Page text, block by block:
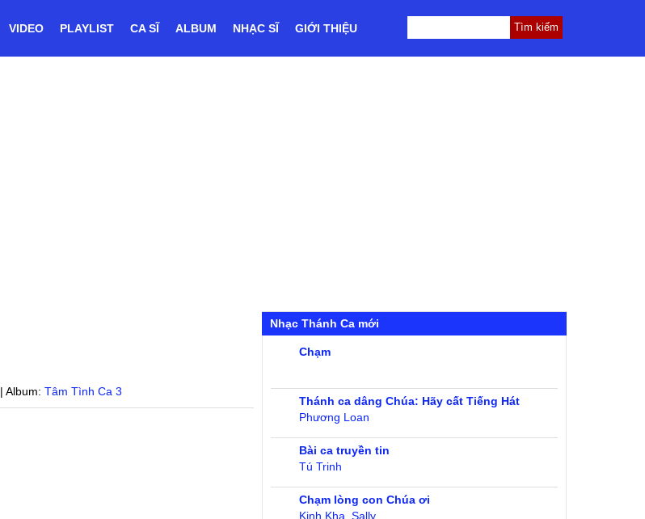
VIDEO PLAYLIST CA SĨ ALBUM NHẠC SĨ GIỚI THIỆU
| Album:Tâm Tình Ca 3
Nhạc Thánh Ca mới
Chạm
Thánh ca dâng Chúa: Hãy cất Tiếng Hát
Phương Loan
Bài ca truyền tin
Tú Trinh
Chạm lòng con Chúa ơi
Kinh Kha ,Sally